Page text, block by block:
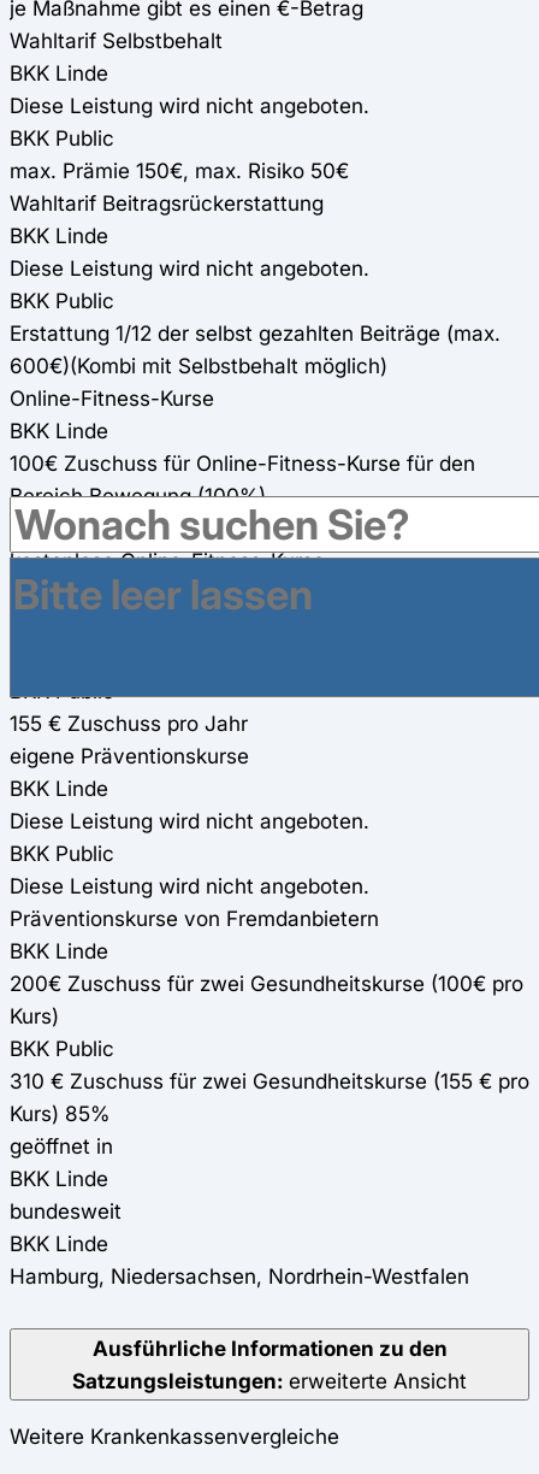
je Maßnahme gibt es einen €-Betrag
Wahltarif Selbstbehalt
BKK Linde
Diese Leistung wird nicht angeboten.
BKK Public
max. Prämie 150€, max. Risiko 50€
Wahltarif Beitragsrückerstattung
BKK Linde
Diese Leistung wird nicht angeboten.
BKK Public
Erstattung 1/12 der selbst gezahlten Beiträge (max.
600€)(Kombi mit Selbstbehalt möglich)
Online-Fitness-Kurse
BKK Linde
100€ Zuschuss für Online-Fitness-Kurse für den
Bereich Bewegung (100%)
BKK Public
kostenlose Online-Fitness-Kurse
Gesundheitsreisen
BKK Public
155 € Zuschuss pro Jahr
eigene Präventionskurse
BKK Linde
Diese Leistung wird nicht angeboten.
BKK Public
Diese Leistung wird nicht angeboten.
Präventionskurse von Fremdanbietern
BKK Linde
200€ Zuschuss für zwei Gesundheitskurse (100€ pro
Kurs)
BKK Public
310 € Zuschuss für zwei Gesundheitskurse (155 € pro
Kurs) 85%
geöffnet in
BKK Linde
bundesweit
BKK Linde
Hamburg, Niedersachsen, Nordrhein-Westfalen
Ausführliche Informationen zu den
Satzungsleistungen: erweiterte Ansicht
Weitere Krankenkassenvergleiche